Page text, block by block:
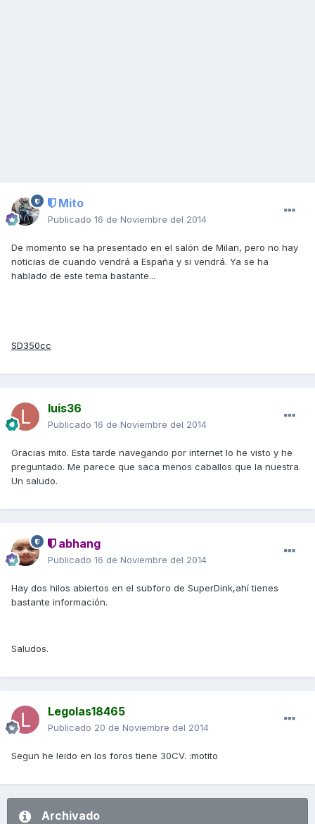
Mito
Publicado 16 de Noviembre del 2014
De momento se ha presentado en el salón de Milan, pero no hay
noticias de cuando vendrá a España y si vendrá. Ya se ha
hablado de este tema bastante...
SD350cc
luis36
Publicado 16 de Noviembre del 2014
Gracias mito. Esta tarde navegando por internet lo he visto y he
preguntado. Me parece que saca menos caballos que la nuestra.
Un saludo.
abhang
Publicado 16 de Noviembre del 2014
Hay dos hilos abiertos en el subforo de SuperDink,ahí tienes
bastante información.
Saludos.
Legolas18465
Publicado 20 de Noviembre del 2014
Segun he leido en los foros tiene 30CV. :motito
Archivado